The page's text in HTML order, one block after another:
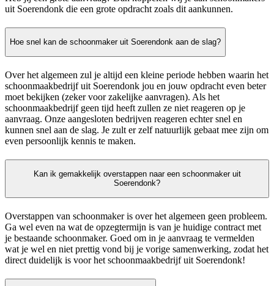
uit Soerendonk die een grote opdracht zoals dit aankunnen.
Hoe snel kan de schoonmaker uit Soerendonk aan de slag?
Over het algemeen zul je altijd een kleine periode hebben waarin het
schoonmaakbedrijf uit Soerendonk jou en jouw opdracht even beter
moet bekijken (zeker voor zakelijke aanvragen). Als het
schoonmaakbedrijf geen tijd heeft zullen ze niet reageren op je
aanvraag. Onze aangesloten bedrijven reageren echter snel en
kunnen snel aan de slag. Je zult er zelf natuurlijk gebaat mee zijn om
even persoonlijk kennis te maken.
Kan ik gemakkelijk overstappen naar een schoonmaker uit
Soerendonk?
Overstappen van schoonmaker is over het algemeen geen probleem.
Ga wel even na wat de opzegtermijn is van je huidige contract met
je bestaande schoonmaker. Goed om in je aanvraag te vermelden
wat je wel en niet prettig vond bij je vorige samenwerking, zodat het
direct duidelijk is voor het schoonmaakbedrijf uit Soerendonk!